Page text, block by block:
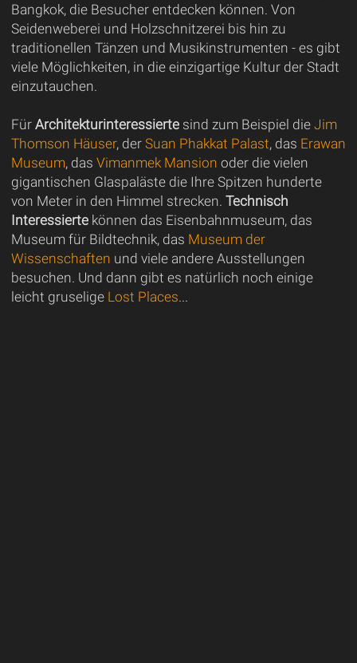
Bangkok, die Besucher entdecken können. Von
Seidenweberei und Holzschnitzerei bis hin zu
traditionellen Tänzen und Musikinstrumenten - es gibt
viele Möglichkeiten, in die einzigartige Kultur der Stadt
einzutauchen.
Für Architekturinteressiertesind zum Beispiel die Jim
Thomson Häuser, der Suan Phakkat Palast, das Erawan
Museum, das Vimanmek Mansion oder die vielen
gigantischen Glaspaläste die Ihre Spitzen hunderte
von Meter in den Himmel strecken. Technisch
Interessiertekönnen das Eisenbahnmuseum, das
Museum für Bildtechnik, das Museum der
Wissenschaften und viele andere Ausstellungen
besuchen. Und dann gibt es natürlich noch einige
leicht gruselige Lost Places...